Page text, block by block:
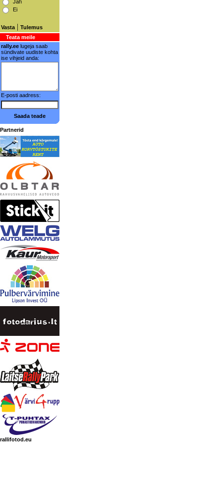
Jah
Ei
Vasta | Tulemus
Teata meile
rally.ee lugeja saab
sündivate uudiste kohta
ise vihjeid anda:
E-posti aadress:
Saada teade
Partnerid
rallifotod.eu